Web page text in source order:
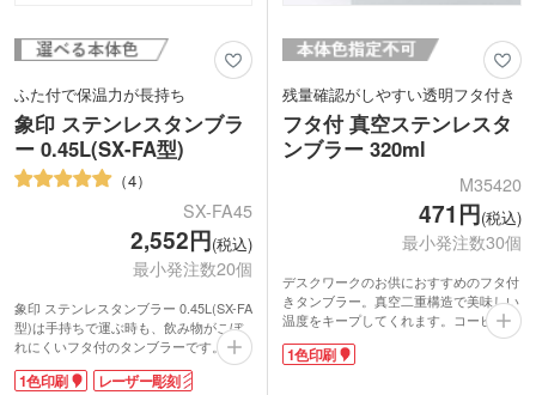
ふた付で保温力が長持ち
象印 ステンレスタンブラ
ー 0.45L(SX-FA型)
4
SX-FA45
2,552円(税込)
最小発注数20個
象印 ステンレスタンブラー 0.45L(SX-FA
型)は手持ちで運ぶ時も、飲み物がこぼ
れにくいフタ付のタンブラーです。真空
二重構造で保冷温効果が高く、氷も溶け
にくいので長時間飲みごろ温度を楽しめ
1色印刷 レーザー彫刻
残量確認がしやすい透明フタ付き
フタ付 真空ステンレスタ
ンブラー 320ml
M35420
471円(税込)
最小発注数30個
デスクワークのお供におすすめのフタ付
きタンブラー。真空二重構造で美味しい
温度をキープしてくれます。コーヒーや
紅茶を1杯飲むのに最適な320mlサイズ。
フタはスライド式でほこり避けに。透明
1色印刷